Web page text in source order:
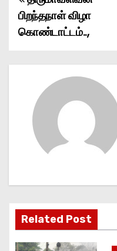
o
a
பிறந்தநாள் விழா
கொண்டாட்டம்..,
Related Post